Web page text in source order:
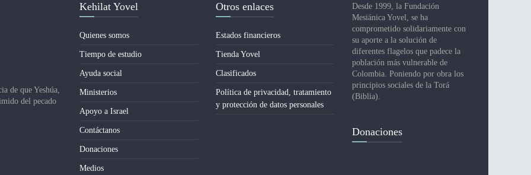
de que Yeshúa,
del pecado
Kehilat Yovel
Quienes somos
Tiempo de estudio
Ayuda social
Ministerios
Apoyo a Israel
Contáctanos
Donaciones
Medios
Otros enlaces
Estados financieros
Tienda Yovel
Clasificados
Política de privacidad, tratamiento
y protección de datos personales
Desde 1999, la Fundación
Mesiánica Yovel, se ha
comprometido solidariamente con
su aporte a la solución de
diferentes flagelos que padece la
población más vulnerable de
Colombia. Poniendo por obra los
principios sociales de la Torá
(Biblia).
Donaciones